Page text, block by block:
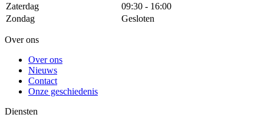
Zaterdag
09:30 - 16:00
Zondag
Gesloten
Over ons
Over ons
Nieuws
Contact
Onze geschiedenis
Diensten